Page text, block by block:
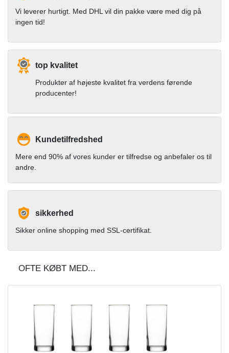
Vi leverer hurtigt. Med DHL vil din pakke være med dig på
ingen tid!
top kvalitet
Produkter af højeste kvalitet fra verdens førende
producenter!
Kundetilfredshed
Mere end 90% af vores kunder er tilfredse og anbefaler os til
andre.
sikkerhed
Sikker online shopping med SSL-certifikat.
OFTE KØBT MED...